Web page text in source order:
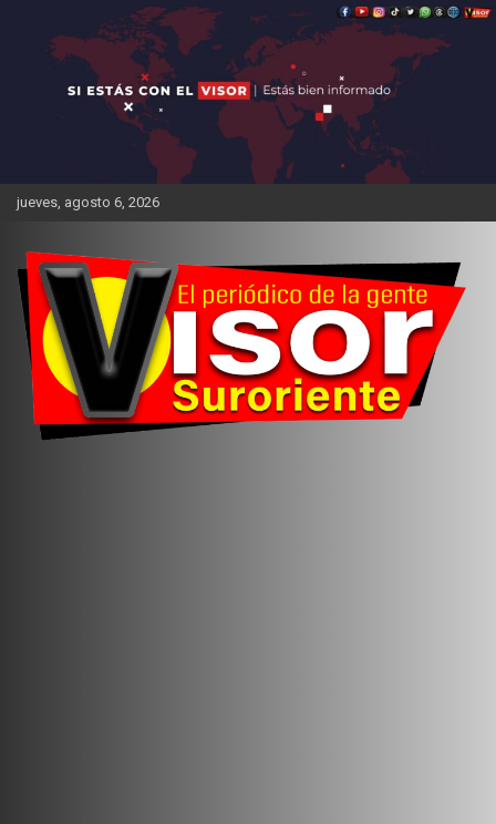
contenido
jueves, agosto 6, 2026